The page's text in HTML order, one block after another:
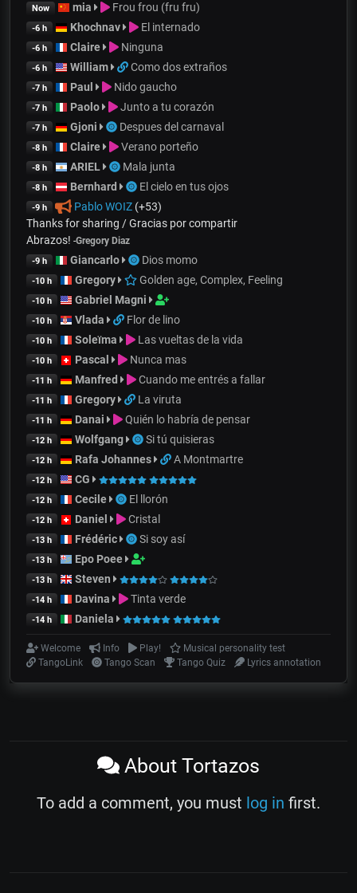
Now mia Frou frou (fru fru)
-6 h Khochnav El internado
-6 h Claire Ninguna
-6 h William Como dos extraños
-7 h Paul Nido gaucho
-7 h Paolo Junto a tu corazón
-7 h Gjoni Despues del carnaval
-8 h Claire Verano porteño
-8 h ARIEL Mala junta
-8 h Bernhard El cielo en tus ojos
-9 h Pablo WOIZ(+53)
Thanks for sharing / Gracias por compartir
Abrazos! -Gregory Diaz
-9 h Giancarlo Dios momo
-10 h Gregory Golden age, Complex, Feeling
-10 h Gabriel Magni
-10 h Vlada Flor de lino
-10 h Soleïma Las vueltas de la vida
-10 h Pascal Nunca mas
-11 h Manfred Cuando me entrés a fallar
-11 h Gregory La viruta
-11 h Danai Quién lo habría de pensar
-12 h Wolfgang Si tú quisieras
-12 h Rafa Johannes A Montmartre
-12 h CG
-12 h Cecile El llorón
-12 h Daniel Cristal
-13 h Frédéric Si soy así
-13 h Epo Poee
-13 h Steven
-14 h Davina Tinta verde
-14 h Daniela
Welcome Info Play!
Musical personality test
TangoLink
Tango Scan Tango Quiz Lyrics annotation
About Tortazos
To add a comment, you must log in first.